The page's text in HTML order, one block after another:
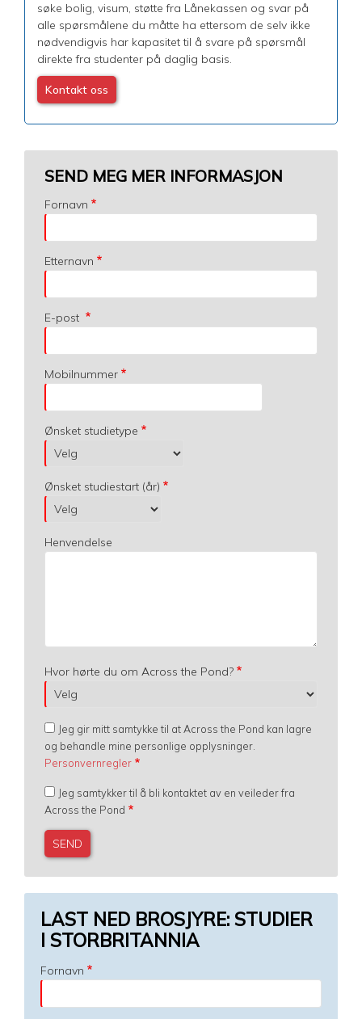
søke bolig, visum, støtte fra Lånekassen og svar på
alle spørsmålene du måtte ha ettersom de selv ikke
nødvendigvis har kapasitet til å svare på spørsmål
direkte fra studenter på daglig basis.
Kontakt oss
SEND MEG MER INFORMASJON
Fornavn
Etternavn
E-post
Mobilnummer
Ønsket studietype
Ønsket studiestart (år)
Henvendelse
Hvor hørte du om Across the Pond?
Jeg gir mitt samtykke til at Across the Pond kan lagre
og behandle mine personlige opplysninger.
Personvernregler
Jeg samtykker til å bli kontaktet av en veileder fra
Across the Pond
LAST NED BROSJYRE: STUDIER
I STORBRITANNIA
Fornavn